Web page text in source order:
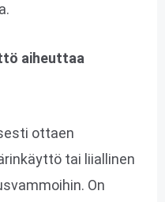
aiheuttaa
ottaen
tai liiallinen
On